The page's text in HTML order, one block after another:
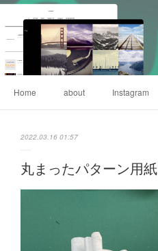
Home about Instagram
2022.03.16 01:57
丸まったパターン用紙